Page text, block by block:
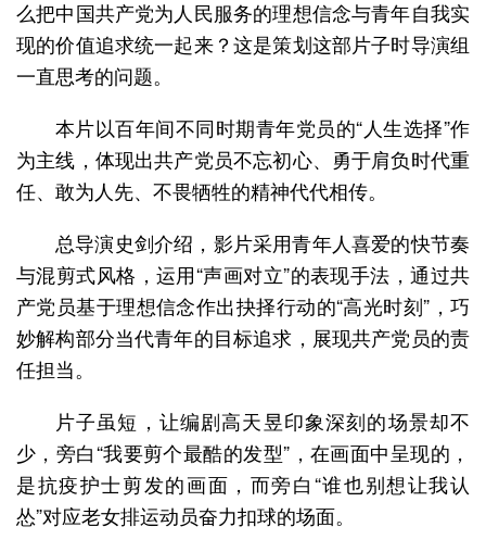
么把中国共产党为人民服务的理想信念与青年自我实
现的价值追求统一起来？这是策划这部片子时导演组
一直思考的问题。
本片以百年间不同时期青年党员的“人生选择”作
为主线，体现出共产党员不忘初心、勇于肩负时代重
任、敢为人先、不畏牺牲的精神代代相传。
总导演史剑介绍，影片采用青年人喜爱的快节奏
与混剪式风格，运用“声画对立”的表现手法，通过共
产党员基于理想信念作出抉择行动的“高光时刻”，巧
妙解构部分当代青年的目标追求，展现共产党员的责
任担当。
片子虽短，让编剧高天昱印象深刻的场景却不
少，旁白“我要剪个最酷的发型”，在画面中呈现的，
是抗疫护士剪发的画面，而旁白“谁也别想让我认
怂”对应老女排运动员奋力扣球的场面。